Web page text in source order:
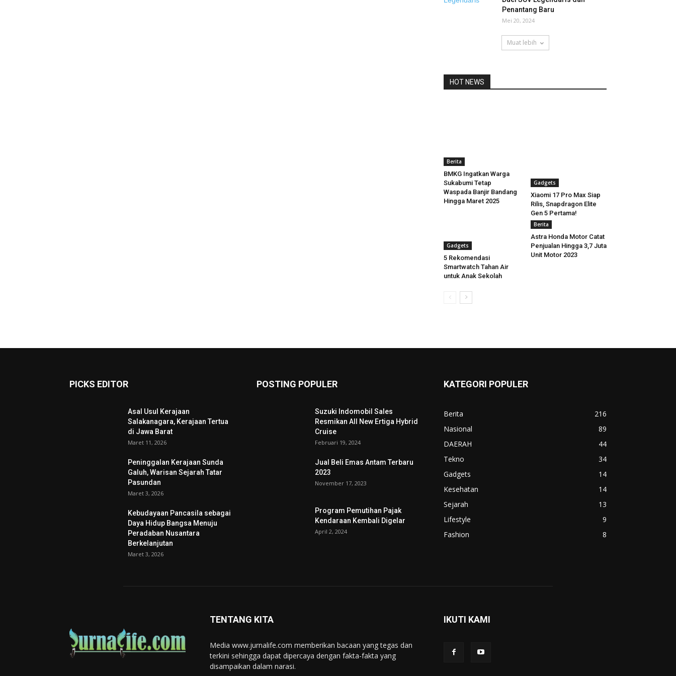
Penantang Baru
Mei 20, 2024
Muat lebih
HOT NEWS
Berita
BMKG Ingatkan Warga
Sukabumi Tetap
Waspada Banjir Bandang
Hingga Maret 2025
Gadgets
Xiaomi 17 Pro Max Siap
Rilis, Snapdragon Elite
Gen 5 Pertama!
Gadgets
5 Rekomendasi
Smartwatch Tahan Air
untuk Anak Sekolah
Berita
Astra Honda Motor Catat
Penjualan Hingga 3,7 Juta
Unit Motor 2023
PICKS EDITOR
Asal Usul Kerajaan
Salakanagara, Kerajaan Tertua
di Jawa Barat
Maret 11, 2026
Peninggalan Kerajaan Sunda
Galuh, Warisan Sejarah Tatar
Pasundan
Maret 3, 2026
Kebudayaan Pancasila sebagai
Daya Hidup Bangsa Menuju
Peradaban Nusantara
Berkelanjutan
Maret 3, 2026
POSTING POPULER
Suzuki Indomobil Sales
Resmikan All New Ertiga Hybrid
Cruise
Februari 19, 2024
Jual Beli Emas Antam Terbaru
2023
November 17, 2023
Program Pemutihan Pajak
Kendaraan Kembali Digelar
April 2, 2024
KATEGORI POPULER
Berita
216
Nasional
89
DAERAH
44
Tekno
34
Gadgets
14
Kesehatan
14
Sejarah
13
Lifestyle
9
Fashion
8
TENTANG KITA
Media www.jurnalife.com memberikan bacaan yang tegas dan
terkini sehingga dapat dipercaya dengan fakta-fakta yang
disampaikan dalam narasi.
IKUTI KAMI